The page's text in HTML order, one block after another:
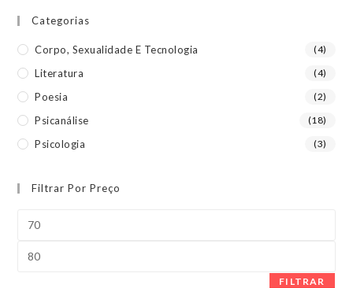
Categorias
Corpo, Sexualidade E Tecnologia (4)
Literatura (4)
Poesia (2)
Psicanálise (18)
Psicologia (3)
Filtrar Por Preço
FILTRAR